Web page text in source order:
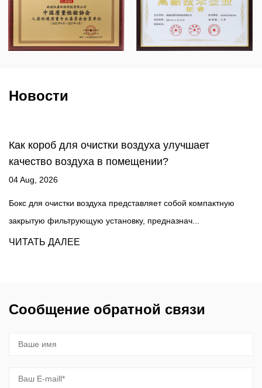
Имея более чем 20-летний опыт работы с
командой инженеров из США, мы можем
разработать продукт на основе спецификаций,
профессиональные решения по фильтрации
Новости
Что делает HEPA-фильтры такими
эффективными при улавливании
Что характеризует фильтр как настоящий HEPA
Высокоэффективные сажевые воздушные
Сообщение обратной связи